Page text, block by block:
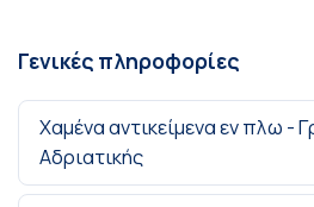
Γενικές πληροφορίες
Χαμένα αντικείμενα εν πλω -
Αδριατικής